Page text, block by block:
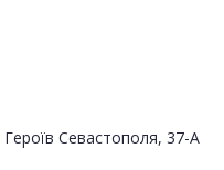
Героїв Севастополя, 37-А